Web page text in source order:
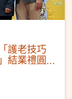
護老技巧
結業禮圓